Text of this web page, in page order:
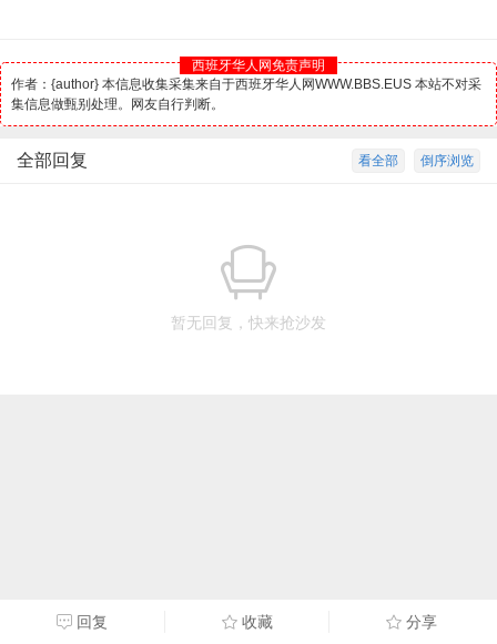
西班牙华人网免责声明
作者：{author} 本信息收集采集来自于西班牙华人网WWW.BBS.EUS 本站不对采
集信息做甄别处理。网友自行判断。
倒序浏览
看全部
全部回复
暂无回复，快来抢沙发
回复 收藏 分享